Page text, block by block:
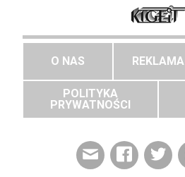
O NAS REKLAMA
POLITYKA
PRYWATNOŚCI